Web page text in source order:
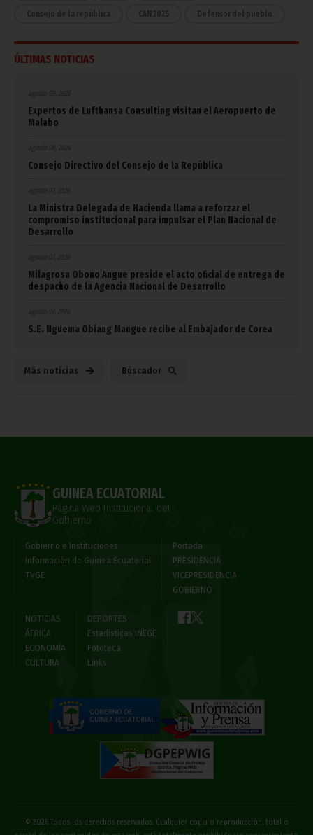
Consejo de la república CAN 2025 Defensor del pueblo
ÚLTIMAS NOTICIAS
agosto 09, 2026
Expertos de Lufthansa Consulting visitan el Aeropuerto de
Malabo
agosto 08, 2026
Consejo Directivo del Consejo de la República
agosto 07, 2026
La Ministra Delegada de Hacienda llama a reforzar el
compromiso institucional para impulsar el Plan Nacional de
Desarrollo
agosto 07, 2026
Milagrosa Obono Angue preside el acto oficial de entrega de
despacho de la Agencia Nacional de Desarrollo
agosto 07, 2026
S.E. Nguema Obiang Mangue recibe al Embajador de Corea
Más noticias Búscador
GUINEA ECUATORIAL
Página Web Institucional del
Gobierno
Gobierno e Instituciones
Información de Guinea Ecuatorial
TVGE
Portada
PRESIDENCIA
VICEPRESIDENCIA
GOBIERNO
NOTICIAS
ÁFRICA
ECONOMÍA
CULTURA
DEPORTES
Estadísticas INEGE
Fototeca
Links
© 2026 Todos los derechos reservados. Cualquier copia o reproducción, total o